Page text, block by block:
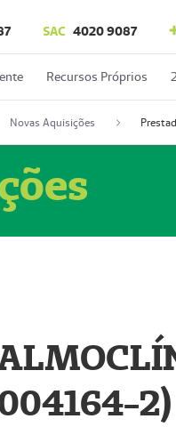
SAC 4020 9087
Recursos Próprios
Novas Aquisições
2)